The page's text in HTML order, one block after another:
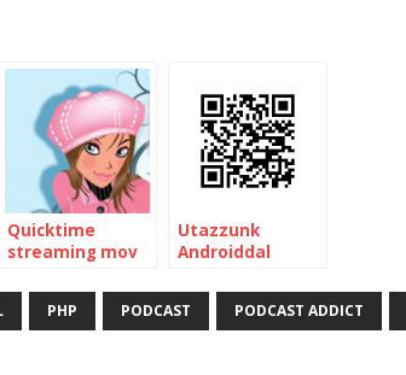
Quicktime
streaming mov
Addict
Utazzunk
Androiddal
PHP PODCAST PODCAST ADDICT